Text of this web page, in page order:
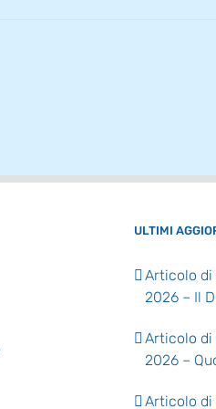
ULTIMI
Articolo di
2026 – Il
Articolo di
2026 –
Articolo di